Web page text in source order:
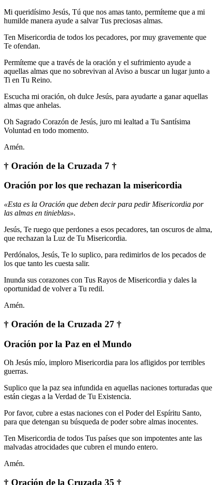
Mi queridísimo Jesús, Tú que nos amas tanto, permíteme que a mi
humilde manera ayude a salvar Tus preciosas almas.
Ten Misericordia de todos los pecadores, por muy gravemente que
Te ofendan.
Permíteme que a través de la oración y el sufrimiento ayude a
aquellas almas que no sobrevivan al Aviso a buscar un lugar junto a
Ti en Tu Reino.
Escucha mi oración, oh dulce Jesús, para ayudarte a ganar aquellas
almas que anhelas.
Oh Sagrado Corazón de Jesús, juro mi lealtad a Tu Santísima
Voluntad en todo momento.
Amén.
† Oración de la Cruzada 7 †
Oración por los que rechazan la misericordia
«Esta es la Oración que deben decir para pedir Misericordia por
las almas en tinieblas».
Jesús, Te ruego que perdones a esos pecadores, tan oscuros de alma,
que rechazan la Luz de Tu Misericordia.
Perdónalos, Jesús, Te lo suplico, para redimirlos de los pecados de
los que tanto les cuesta salir.
Inunda sus corazones con Tus Rayos de Misericordia y dales la
oportunidad de volver a Tu redil.
Amén.
† Oración de la Cruzada 27 †
Oración por la Paz en el Mundo
Oh Jesús mío, imploro Misericordia para los afligidos por terribles
guerras.
Suplico que la paz sea infundida en aquellas naciones torturadas que
están ciegas a la Verdad de Tu Existencia.
Por favor, cubre a estas naciones con el Poder del Espíritu Santo,
para que detengan su búsqueda de poder sobre almas inocentes.
Ten Misericordia de todos Tus países que son impotentes ante las
malvadas atrocidades que cubren el mundo entero.
Amén.
† Oración de la Cruzada 35 †